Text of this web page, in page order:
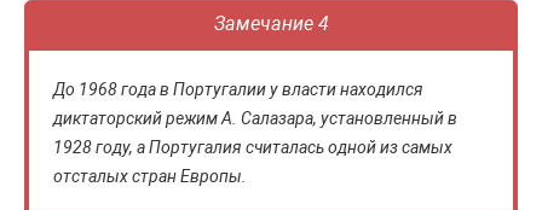
Замечание 4
До 1968 года в Португалии у власти находился
диктаторский режим А. Салазара, установленный в
1928 году, а Португалия считалась одной из самых
отсталых стран Европы.